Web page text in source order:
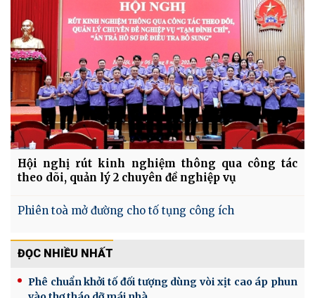
Hội nghị rút kinh nghiệm thông qua công tác
theo dõi, quản lý 2 chuyên đề nghiệp vụ
Phiên toà mở đường cho tố tụng công ích
ĐỌC NHIỀU NHẤT
Phê chuẩn khởi tố đối tượng dùng vòi xịt cao áp phun